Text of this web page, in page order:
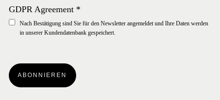
GDPR Agreement *
Nach Bestätigung sind Sie für den Newsletter angemeldet und Ihre Daten werden
in unserer Kundendatenbank gespeichert.
ABONNIEREN